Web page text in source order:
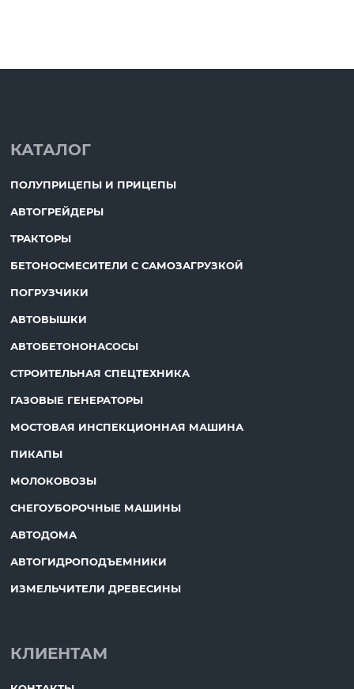
КАТАЛОГ
ПОЛУПРИЦЕПЫ И ПРИЦЕПЫ
АВТОГРЕЙДЕРЫ
ТРАКТОРЫ
БЕТОНОСМЕСИТЕЛИ С САМОЗАГРУЗКОЙ
ПОГРУЗЧИКИ
АВТОВЫШКИ
АВТОБЕТОНОНАСОСЫ
СТРОИТЕЛЬНАЯ СПЕЦТЕХНИКА
ГАЗОВЫЕ ГЕНЕРАТОРЫ
МОСТОВАЯ ИНСПЕКЦИОННАЯ МАШИНА
ПИКАПЫ
МОЛОКОВОЗЫ
СНЕГОУБОРОЧНЫЕ МАШИНЫ
АВТОДОМА
АВТОГИДРОПОДЪЕМНИКИ
ИЗМЕЛЬЧИТЕЛИ ДРЕВЕСИНЫ
КЛИЕНТАМ